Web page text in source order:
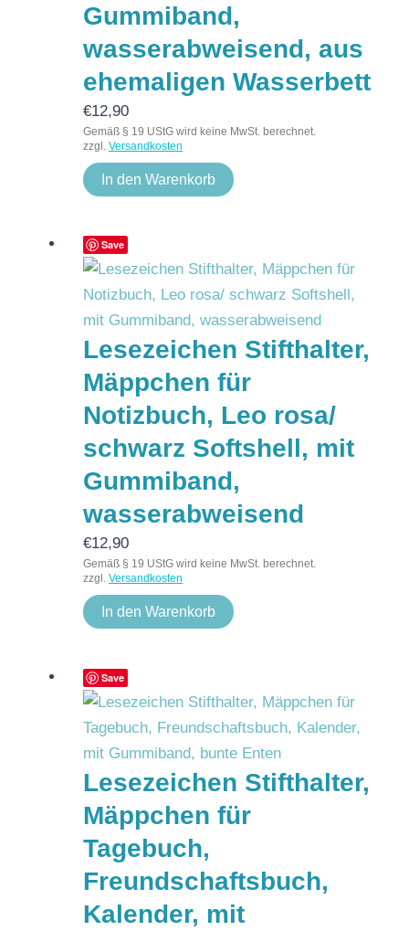
Gummiband,
wasserabweisend, aus
ehemaligen Wasserbett
€12,90
Gemäß § 19 UStG wird keine MwSt. berechnet.
zzgl. Versandkosten
In den Warenkorb
Save
Lesezeichen Stifthalter,
Mäppchen für
Notizbuch, Leo rosa/
schwarz Softshell, mit
Gummiband,
wasserabweisend
€12,90
Gemäß § 19 UStG wird keine MwSt. berechnet.
zzgl. Versandkosten
In den Warenkorb
Save
Lesezeichen Stifthalter,
Mäppchen für
Tagebuch,
Freundschaftsbuch,
Kalender, mit